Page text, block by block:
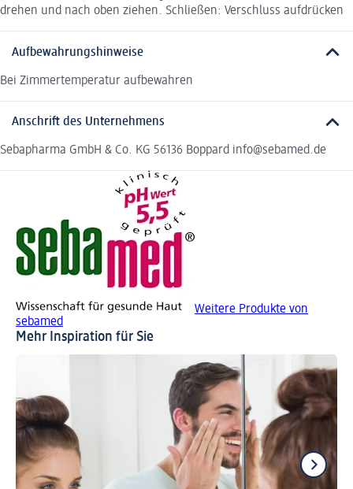
drehen und nach oben ziehen. Schließen: Verschluss aufdrücken
Aufbewahrungshinweise
Bei Zimmertemperatur aufbewahren
Anschrift des Unternehmens
Sebapharma GmbH & Co. KG 56136 Boppard info@sebamed.de
Weitere Produkte von
sebamed
Mehr Inspiration für Sie